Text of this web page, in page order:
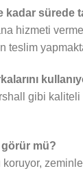
kadar sürede
hizmeti
teslim
gibi kaliteli
görür mü?
koruyor,